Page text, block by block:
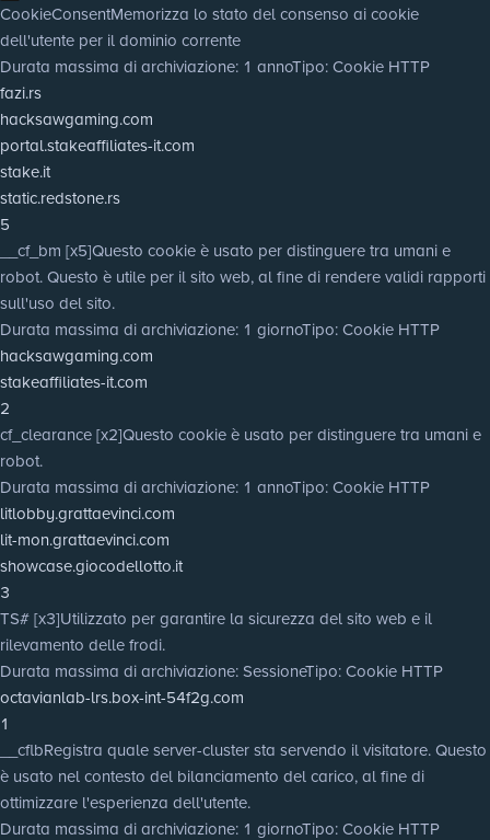
CookieConsentMemorizza lo stato del consenso ai cookie
dell'utente per il dominio corrente
Durata massima di archiviazione: 1 annoTipo: Cookie HTTP
fazi.rs
hacksawgaming.com
portal.stakeaffiliates-it.com
stake.it
static.redstone.rs
5
__cf_bm [x5]Questo cookie è usato per distinguere tra umani e
robot. Questo è utile per il sito web, al fine di rendere validi rapporti
sull'uso del sito.
Durata massima di archiviazione: 1 giornoTipo: Cookie HTTP
hacksawgaming.com
stakeaffiliates-it.com
2
cf_clearance [x2]Questo cookie è usato per distinguere tra umani e
robot.
Durata massima di archiviazione: 1 annoTipo: Cookie HTTP
litlobby.grattaevinci.com
lit-mon.grattaevinci.com
showcase.giocodellotto.it
3
TS# [x3]Utilizzato per garantire la sicurezza del sito web e il
rilevamento delle frodi.
Durata massima di archiviazione: SessioneTipo: Cookie HTTP
octavianlab-lrs.box-int-54f2g.com
1
__cflbRegistra quale server-cluster sta servendo il visitatore. Questo
è usato nel contesto del bilanciamento del carico, al fine di
ottimizzare l'esperienza dell'utente.
Durata massima di archiviazione: 1 giornoTipo: Cookie HTTP